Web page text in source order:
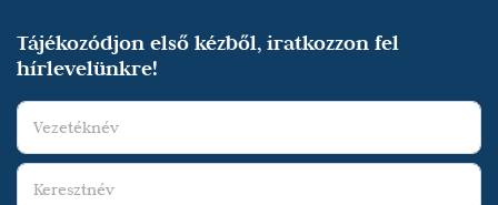
Tájékozódjon első kézből, iratkozzon fel
hírlevelünkre!